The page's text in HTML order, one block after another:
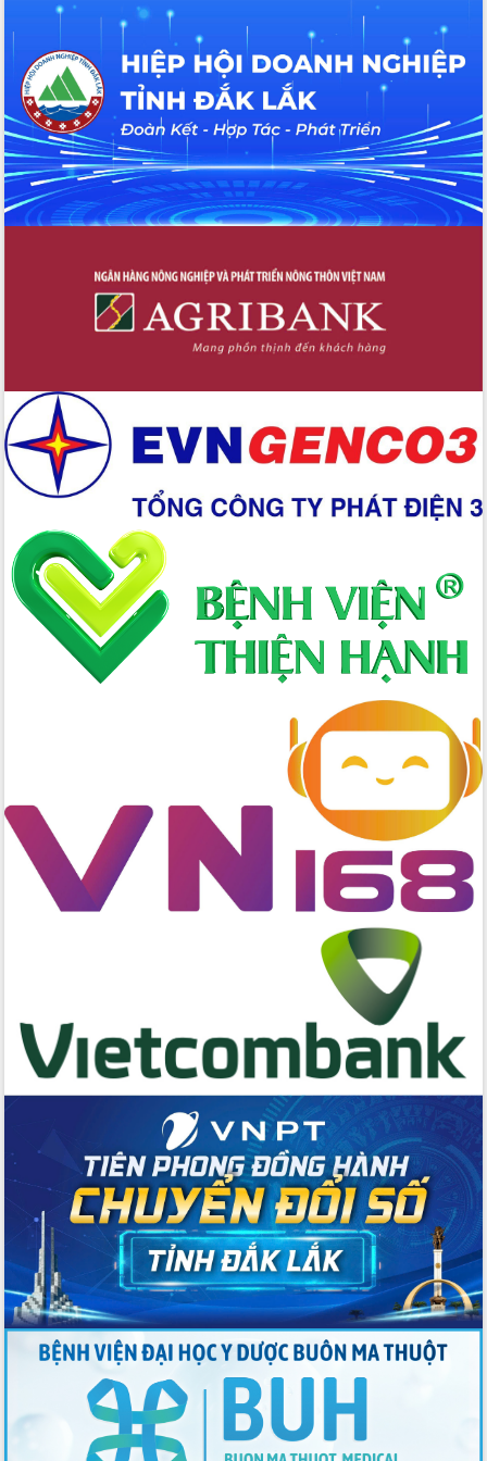
thông nguồn lực phát triển
Nâng cao hiệu lực, hiệu quả HĐND
tỉnh thông qua hiện đại hóa hành chính
Xã Ea Phê gắn cải cách hành chính với
chuyển đổi số
Phó Chủ tịch Thường trực UBND tỉnh
Hồ Thị Nguyên Thảo làm việc tại Trung
tâm Phục vụ hành chính công xã Ea
Phê
Xây dựng nền hành chính số đồng
Giai đoạn 2026-2030, Đắk Lắk phấn
đấu có 77% xã đạt chuẩn nông thôn
Chuyển đổi số 'mở đường' cho nông
Triển khai đồng bộ đo đạc, lập hồ sơ
địa chính, hoàn thiện cơ sở dữ liệu đất
đai
Ứng dụng sinh trắc học - Bước tiến
trong hành trình chuyển đổi số tại Đắk
Đắk Lắk nâng cao hiệu quả công tác
Đảng từ Sổ tay đảng viên điện tử
Đắk Lắk đẩy mạnh nuôi biển công
nghệ, hướng tới phát triển thủy sản
bền vững
Tập huấn nâng cao năng lực triển khai
chuyển đổi số cho cán bộ, công chức
tâm đạt được mục tiêu tăng trưởng
hai con số trong năm 2026
Tổ chức trang trọng Lễ hội Đền thờ
Lương Văn Chánh năm 2026
Phó Bí thư Tỉnh ủy Đắk Lắk Đỗ Hữu
Chuyển đổi số thư viện: Mở rộng
không gian tri thức trong thời đại số
Đánh giá, rút kinh nghiệm công tác tổ
chức diễn tập trước ngày bầu cử
Chương trình “Gặp gỡ hữu nghị –
Friendship Meeting New Year 2026”
Bầu cử Quốc hội và HĐND: Cử tri Đắk
Lắk gửi gắm niềm tin, kỳ vọng vào lá
phiếu
Đắk Lắk sẵn sàng các điều kiện cho
Ngày hội bầu cử đại biểu Quốc hội
khóa XVI và HĐND các cấp nhiệm kỳ
2026-2031
Đảm bảo cuộc bầu cử đại biểu Quốc
hội và đại biểu HĐND các cấp diễn ra
an toàn, hiệu quả, đúng quy định
Thủ tướng Chính phủ Phạm Minh Chính
kiểm tra, chỉ đạo hoàn thành các dự